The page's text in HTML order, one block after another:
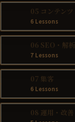
05 コンテンツ
6 Lessons
06 SEO・解析
7 Lessons
07 集客
6 Lessons
08 運用・改善